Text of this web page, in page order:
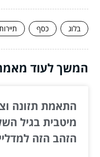
בלוג כסף
המשך לעוד
התאמת תזונה
מיטבית בגיל
הזהב הזה